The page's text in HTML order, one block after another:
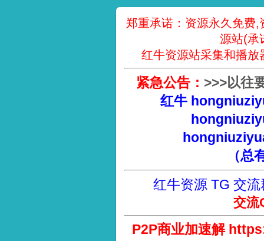
郑重承诺：资源永久免费
源站(承
红牛资源站采集和播放
紧急公告： >>>以往
红牛
（总
红牛资源 TG 交流
交流
P2P商业加速解